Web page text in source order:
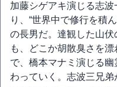
加藤シゲアキ演じる志
り、“世界中で修行を積
の長男だ。達観した山
も、どこか胡散臭さを
で、橋本マナミ演じる
わっていく。志波三兄